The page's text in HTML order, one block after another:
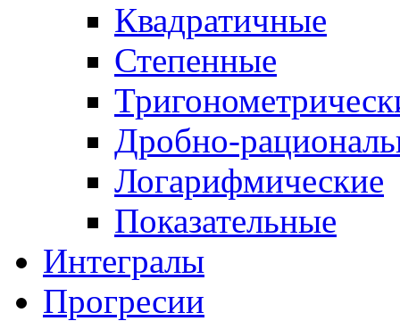
Квадратичные
Степенные
Дробно-
Логарифмические
Показательные
Интегралы
Прогресии